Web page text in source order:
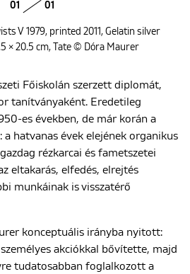
01 01
V 1979, printed 2011, Gelatin silver
× 20.5 cm, Tate © Dóra Maurer
Főiskolán szerzett diplomát,
tanítványaként. Eredetileg
es években, de már korán a
hatvanas évek elejének organikus
rézkarcai és fametszetei
eltakarás, elfedés, elrejtés
munkáinak is visszatérő
konceptuális irányba nyitott:
akciókkal bővítette, majd
tudatosabban foglalkozott a